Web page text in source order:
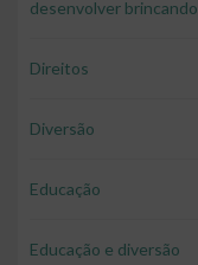
desenvolver brincando
Direitos
Diversão
Educação
Educação e diversão